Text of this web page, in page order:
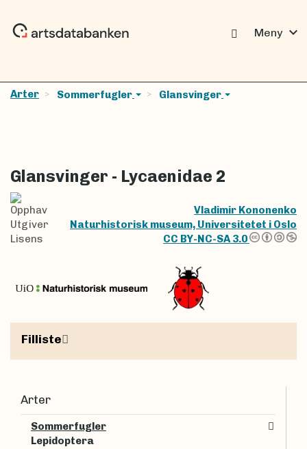
Meny expand_more
Arter Sommerfugler Glansvinger
Glansvinger - Lycaenidae 2
Opphav
Vladimir Kononenko
Utgiver
Naturhistorisk museum, Universitetet i Oslo
Lisens
CC BY-NC-SA 3.0
Filliste
Arter
Sommerfugler
Lepidoptera